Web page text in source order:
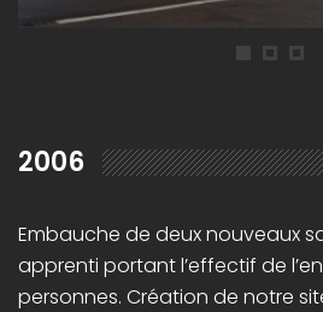
2006
Embauche de deux nouveaux
apprenti portant l’effectif de
personnes. Création de notre